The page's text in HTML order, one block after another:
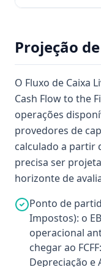
Projeção
O Fluxo de Caixa
Cash Flow to the
operações
provedores de
calculado a partir
precisa ser
horizonte de
Ponto de
Impostos): o
operacional
chegar ao
Depreciação e